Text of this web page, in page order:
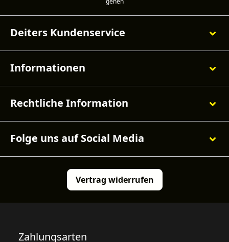
Deiters Kundenservice
Informationen
Rechtliche Information
Folge uns auf Social Media
Vertrag widerrufen
Zahlungsarten